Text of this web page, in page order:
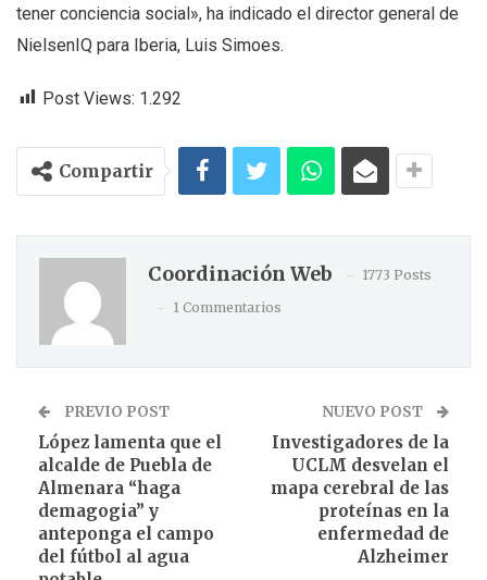
tener conciencia social», ha indicado el director general de
NielsenIQ para Iberia, Luis Simoes.
Post Views: 1.292
Compartir
Coordinación Web
1773 Posts
1 Commentarios
PREVIO POST
López lamenta que el
alcalde de Puebla de
Almenara “haga
demagogia” y
anteponga el campo
del fútbol al agua
NUEVO POST
Investigadores de la
UCLM desvelan el
mapa cerebral de las
proteínas en la
enfermedad de
Alzheimer